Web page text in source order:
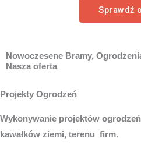
Sprawdź
Nowoczesene Bramy,
Nasza oferta
Projekty Ogrodzeń
Wykonywanie projektów
kawałków ziemi, terenu firm.